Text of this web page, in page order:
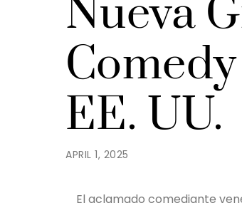
APRIL 1, 2025
Nueva
EE. UU.
El aclamado comediante